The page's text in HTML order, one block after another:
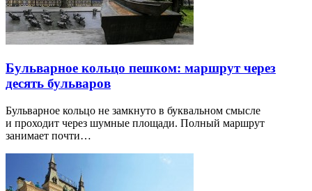
Бульварное кольцо пешком: маршрут через
десять бульваров
Бульварное кольцо не замкнуто в буквальном смысле
и проходит через шумные площади. Полный маршрут
занимает почти…